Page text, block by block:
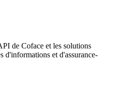
de Coface et les solutions
d'informations et d'assurance-